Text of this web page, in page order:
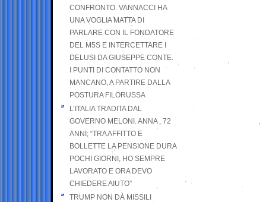
CONFRONTO. VANNACCI HA
UNA VOGLIA MATTA DI
PARLARE CON IL FONDATORE
DEL M5S E INTERCETTARE I
DELUSI DA GIUSEPPE CONTE.
I PUNTI DI CONTATTO NON
MANCANO, A PARTIRE DALLA
POSTURA FILORUSSA
L’ITALIA TRADITA DAL
GOVERNO MELONI. ANNA , 72
ANNI; “TRA AFFITTO E
BOLLETTE LA PENSIONE DURA
POCHI GIORNI, HO SEMPRE
LAVORATO E ORA DEVO
CHIEDERE AIUTO”
TRUMP NON DÀ MISSILI